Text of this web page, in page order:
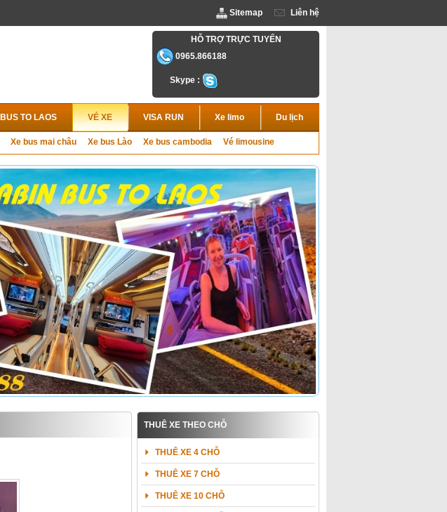
Sitemap Liên hệ
HỖ TRỢ TRỰC TUYẾN
0965.866188
Skype :
BUS TO LAOS VÉ XE
Xe bus mai châu Xe bus Lào Xe bus cambodia Vé limousine
VISA RUN Xe limo Du lịch
THUÊ XE THEO CHỖ
THUÊ XE 4 CHỖ
THUÊ XE 7 CHỖ
THUÊ XE 10 CHỖ